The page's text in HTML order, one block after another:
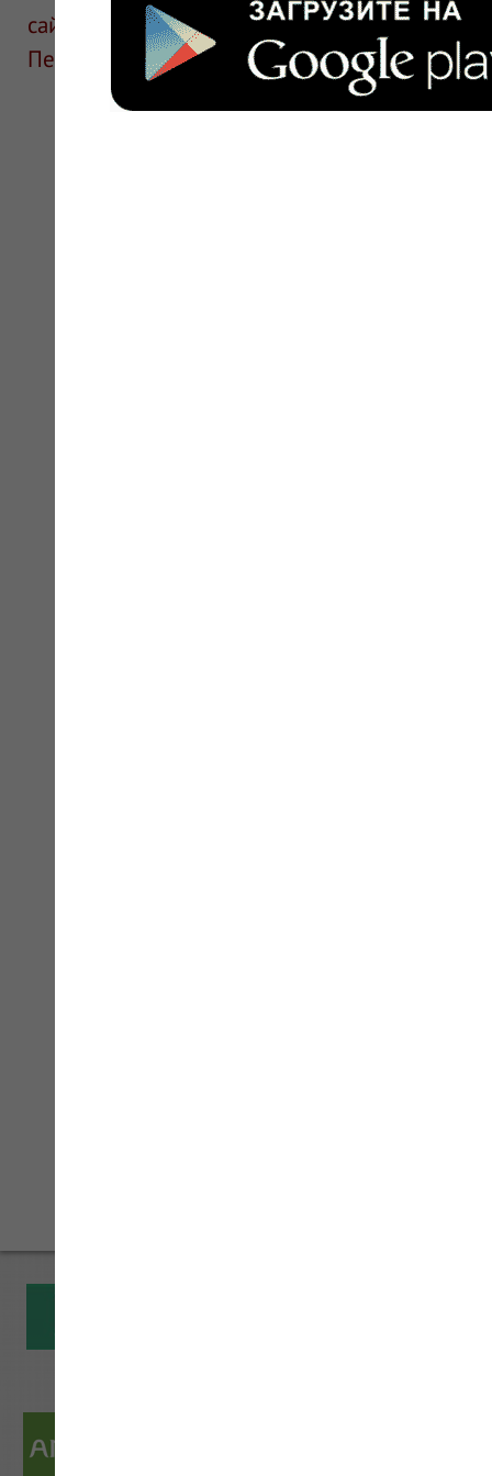
сайте для ознакомления и не является
Перед применением необходима